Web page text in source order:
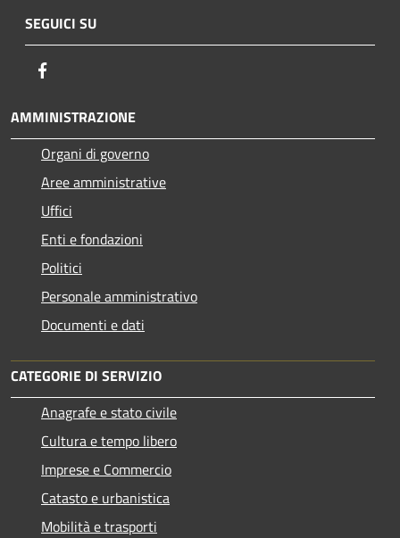
SEGUICI SU
AMMINISTRAZIONE
Organi di governo
Aree amministrative
Uffici
Enti e fondazioni
Politici
Personale amministrativo
Documenti e dati
CATEGORIE DI SERVIZIO
Anagrafe e stato civile
Cultura e tempo libero
Imprese e Commercio
Catasto e urbanistica
Mobilità e trasporti